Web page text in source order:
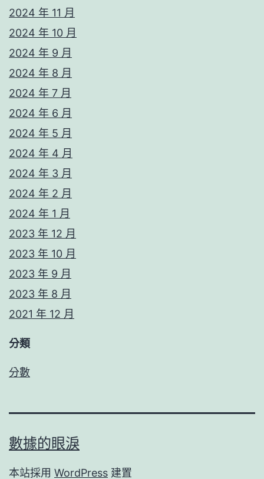
2024 年 11 月
2024 年 10 月
2024 年 9 月
2024 年 8 月
2024 年 7 月
2024 年 6 月
2024 年 5 月
2024 年 4 月
2024 年 3 月
2024 年 2 月
2024 年 1 月
2023 年 12 月
2023 年 10 月
2023 年 9 月
2023 年 8 月
2021 年 12 月
分類
分數
數據的眼淚
本站採用 WordPress 建置